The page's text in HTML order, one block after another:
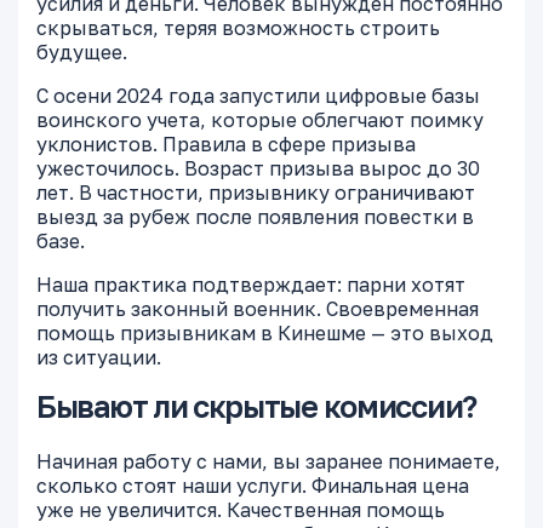
скрываться, теряя возможность строить
будущее.
С осени 2024 года запустили цифровые базы
воинского учета, которые облегчают поимку
уклонистов. Правила в сфере призыва
ужесточилось. Возраст призыва вырос до 30
лет. В частности, призывнику ограничивают
выезд за рубеж после появления повестки в
базе.
Наша практика подтверждает: парни хотят
получить законный военник. Своевременная
помощь призывникам в Кинешме — это выход
из ситуации.
Бывают ли скрытые комиссии?
Начиная работу с нами, вы заранее понимаете,
сколько стоят наши услуги. Финальная цена
уже не увеличится. Качественная помощь